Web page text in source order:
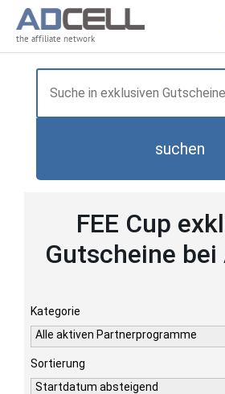
the affiliate network
suchen
FEE Cup
Gutscheine bei
Kategorie
Alle aktiven Partnerprogramme
Sortierung
Startdatum absteigend